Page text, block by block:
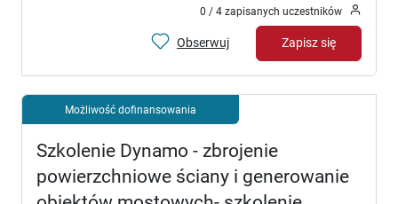
0 / 4 zapisanych uczestników
Obserwuj Zapisz się
Możliwość dofinansowania
Szkolenie Dynamo - zbrojenie
powierzchniowe ściany i generowanie